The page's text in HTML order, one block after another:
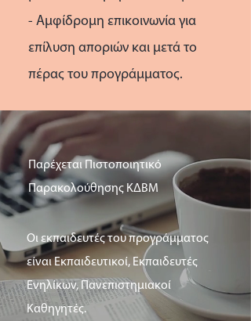
- Αμφίδρομη επικοινωνία για
επίλυση αποριών και μετά το
πέρας του προγράμματος.
Παρέχεται Πιστοποιητικό
Παρακολούθησης ΚΔΒΜ
Οι εκπαιδευτές του προγράμματος
είναι Εκπαιδευτικοί, Εκπαιδευτές
Ενηλίκων, Πανεπιστημιακοί
Καθηγητές.